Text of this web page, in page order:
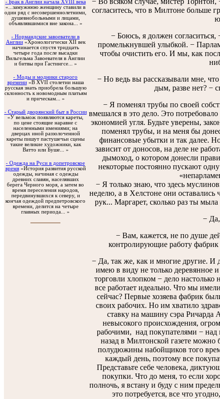
- Брак в Англии начала XVIII века
«...замужнюю женщину ставили в
один ряд с несовершеннолетними,
душевнобольными и лицами,
объявлявшимися вне закона... »
- Нормандские завоеватели в
Англии«Хронологически XII век
начинается спустя тридцать
четыре года после высадки
Вильгельма Завоевателя в Англии
и битвы при Гастингсе... »
- Моды и модники старого
времени«В XVII столетии наша
русская знать приобрела большую
склонность к новомодным платьям
и прическам... »
- Старый дворянский быт в России
«У вельмож появляются кареты,
по цене стоящие наравне с
населенными имениями; на
дверцах иной раззолоченной
кареты пишут пастушечьи сцены
такие великие художники, как
Ватто или Буше... »
- Одежда на Руси в допетровское
время«История развития русской
одежды, начиная с одежды
древних славян, населявших
берега Черного моря, а затем во
время переселения народов,
передвинувшихся к северу, и
кончая одеждой предпетровского
времени, делится на четыре
главных периода... »
согласитесь, что в Милтоне больше
− Боюсь, я должен согласиться,
промелькнувшей улыбкой. −
чтобы очистить его. И мы, как
− Но ведь вы рассказывали мне,
дым, разве нет? −
− Я поменял трубы по своей
вмешался в это дело. Это
экономией угля. Будьте уверены,
поменял трубы, и на меня бы
финансовые убытки и так далее.
зависит от доносов, на деле не
дымоход, о котором донесли
некоторые постоянно пускают
− Я только знаю, что здесь
неделю, а в Хелстоне они
рук... Маргарет, сколько раз ты
−
− Вам, кажется, не по душе
контролирующие работу
− Да, так же, как и многие другие.
имею в виду не только деревянное
торговли хлопком − дело настолько
все работает идеально. Что мы
сейчас? Первые хозяева фабрик
своих рабочих. Но им хватило
ставку на машину сэра Ричарда
невысокого происхождения,
рабочими, над покупателями −
назад в Милтонской газете можно
полудюжины набойщиков того
каждый день, поэтому все
Представьте себе человека,
покупки. Что до меня, то если
полночь, я встану и буду с ним
это потребуется, все что